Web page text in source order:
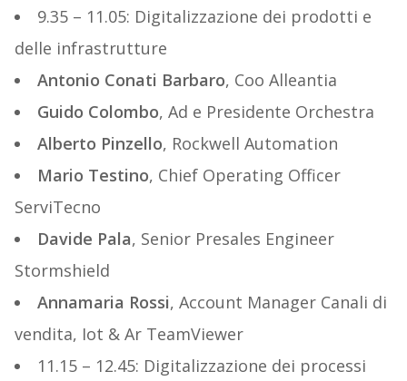
9.35 – 11.05: Digitalizzazione dei prodotti e
delle infrastrutture
Antonio Conati Barbaro, Coo Alleantia
Guido Colombo, Ad e Presidente Orchestra
Alberto Pinzello, Rockwell Automation
Mario Testino, Chief Operating Officer
ServiTecno
Davide Pala, Senior Presales Engineer
Stormshield
Annamaria Rossi, Account Manager Canali di
vendita, Iot & Ar TeamViewer
11.15 – 12.45: Digitalizzazione dei processi